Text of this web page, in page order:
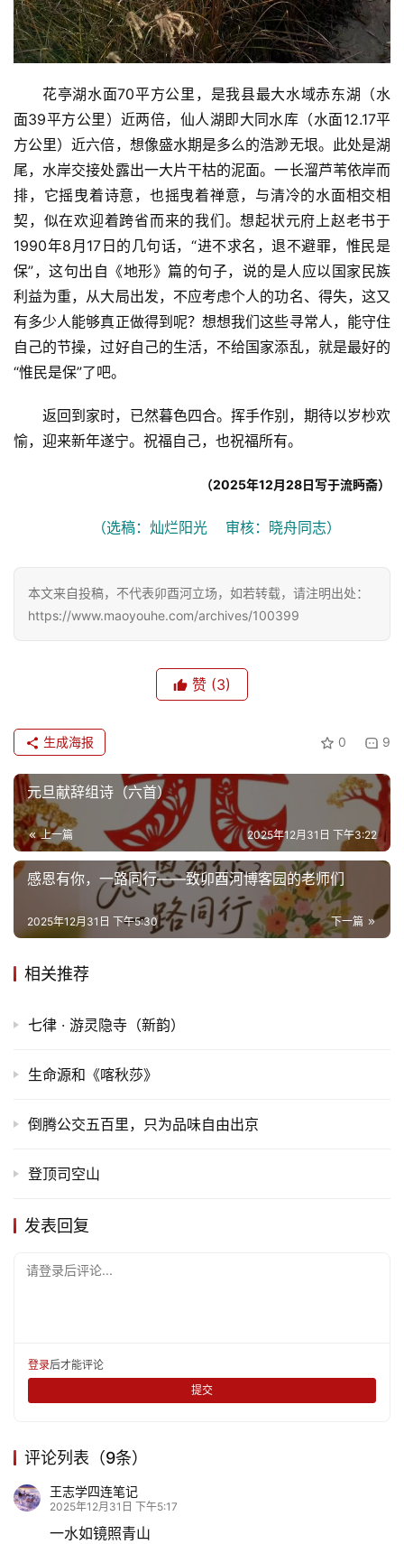
花亭湖水面70平方公里，是我县最大水域赤东湖（水
面39平方公里）近两倍，仙人湖即大同水库（水面12.17平
方公里）近六倍，想像盛水期是多么的浩渺无垠。此处是湖
尾，水岸交接处露出一大片干枯的泥面。一长溜芦苇依岸而
排，它摇曳着诗意，也摇曳着禅意，与清冷的水面相交相
契，似在欢迎着跨省而来的我们。想起状元府上赵老书于
1990年8月17日的几句话，“进不求名，退不避罪，惟民是
保”，这句出自《地形》篇的句子，说的是人应以国家民族
利益为重，从大局出发，不应考虑个人的功名、得失，这又
有多少人能够真正做得到呢？想想我们这些寻常人，能守住
自己的节操，过好自己的生活，不给国家添乱，就是最好的
“惟民是保”了吧。
返回到家时，已然暮色四合。挥手作别，期待以岁杪欢
愉，迎来新年遂宁。祝福自己，也祝福所有。
（2025年12月28日写于流眄斋）
（选稿：灿烂阳光    审核：晓舟同志）
本文来自投稿，不代表卯酉河立场，如若转载，请注明出处：
https://www.maoyouhe.com/archives/100399
赞 (3)
0 9
生成海报
元旦献辞组诗（六首）
上一篇 2025年12月31日 下午3:22
感恩有你，一路同行——致卯酉河博客园的老师们
下一篇
2025年12月31日 下午5:30
相关推荐
七律 · 游灵隐寺（新韵）
生命源和《喀秋莎》
倒腾公交五百里，只为品味自由出京
登顶司空山
发表回复
请登录后评论...
登录后才能评论
提交
评论列表（9条）
王志学四连笔记
2025年12月31日 下午5:17
一水如镜照青山